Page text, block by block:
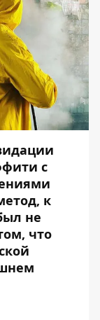
с
к
не
что